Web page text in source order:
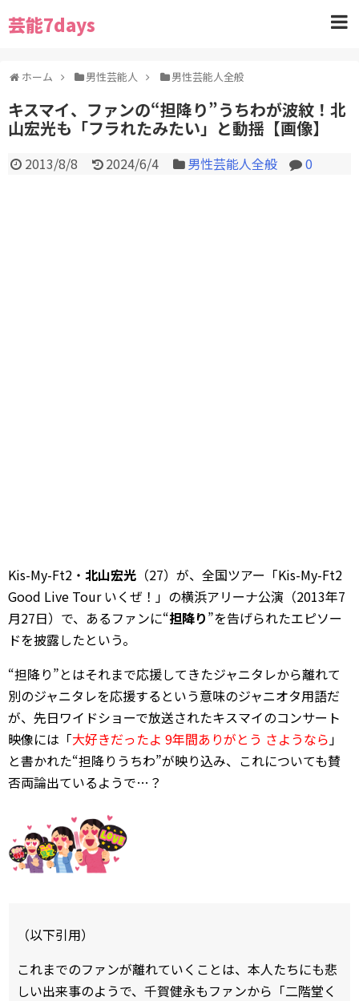
芸能7days
ホーム 男性芸能人 男性芸能人全般
キスマイ、ファンの“担降り”うちわが波紋！北
山宏光も「フラれたみたい」と動揺【画像】
2013/8/8 2024/6/4 男性芸能人全般 0
Kis-My-Ft2・ 北山宏光 （27）が、全国ツアー「Kis-My-Ft2
Good Live Tour いくぜ！」の横浜アリーナ公演（2013年7
月27日）で、あるファンに“担降り”を告げられたエピソー
ドを披露したという。
“担降り”とはそれまで応援してきたジャニタレから離れて
別のジャニタレを応援するという意味のジャニオタ用語だ
が、先日ワイドショーで放送されたキスマイのコンサート
映像には「大好きだったよ 9年間ありがとう さようなら」
と書かれた“担降りうちわ”が映り込み、これについても賛
否両論出ているようで…？
（以下引用）
これまでのファンが離れていくことは、本人たちにも悲
しい出来事のようで、千賀健永もファンから「二階堂く